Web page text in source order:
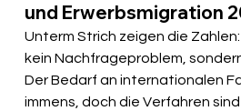
und Erwerbsmigration
Unterm Strich zeigen die
kein Nachfrageproblem,
Der Bedarf an internationalen
immens, doch die Verfahren